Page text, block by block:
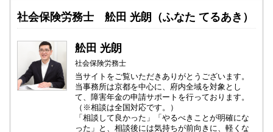
社会保険労務士 舩田 光朗（ふなた てるあき）
舩田 光朗
社会保険労務士
当サイトをご覧いただきありがとうございます。
当事務所は京都を中心に、府内全域を対象とし
て、障害年金の申請サポートを行っております。
（※相談は全国対応です。）
「相談して良かった」「やるべきことが明確にな
った」と、相談後には気持ちが前向きに、軽くな